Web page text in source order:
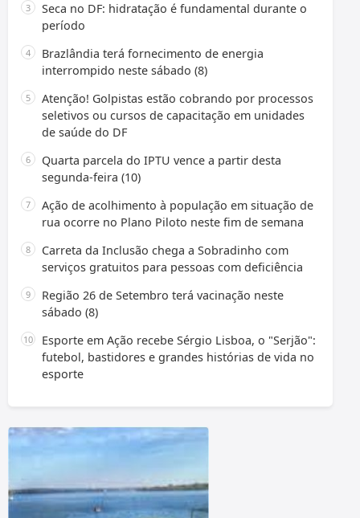
Seca no DF: hidratação é fundamental durante o
período
Brazlândia terá fornecimento de energia
interrompido neste sábado (8)
Atenção! Golpistas estão cobrando por processos
seletivos ou cursos de capacitação em unidades
de saúde do DF
Quarta parcela do IPTU vence a partir desta
segunda-feira (10)
Ação de acolhimento à população em situação de
rua ocorre no Plano Piloto neste fim de semana
Carreta da Inclusão chega a Sobradinho com
serviços gratuitos para pessoas com deficiência
Região 26 de Setembro terá vacinação neste
sábado (8)
Esporte em Ação recebe Sérgio Lisboa, o "Serjão":
futebol, bastidores e grandes histórias de vida no
esporte